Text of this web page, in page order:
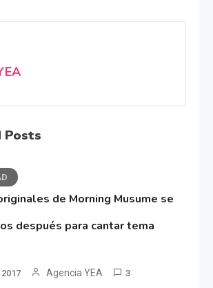
Posts
de Morning Musume se
después para cantar tema
Agencia YEA 3